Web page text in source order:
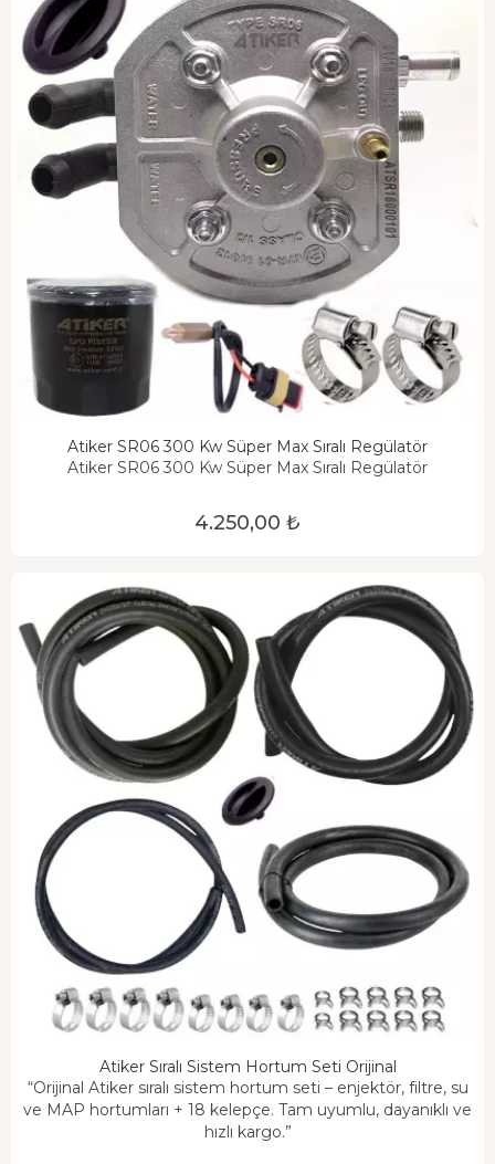
Atiker SR06 300 Kw Süper Max Sıralı Regülatör
Atiker SR06 300 Kw Süper Max Sıralı Regülatör
4.250,00 ₺
Atiker Sıralı Sistem Hortum Seti Orijinal
“Orijinal Atiker sıralı sistem hortum seti – enjektör, filtre, su
ve MAP hortumları + 18 kelepçe. Tam uyumlu, dayanıklı ve
hızlı kargo.”